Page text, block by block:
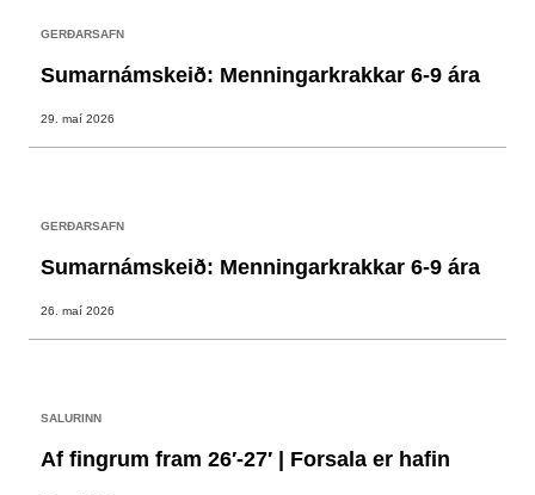
GERÐARSAFN
Sumarnámskeið: Menningarkrakkar 6-9 ára
29. maí 2026
GERÐARSAFN
Sumarnámskeið: Menningarkrakkar 6-9 ára
26. maí 2026
SALURINN
Af fingrum fram 26′-27′ | Forsala er hafin